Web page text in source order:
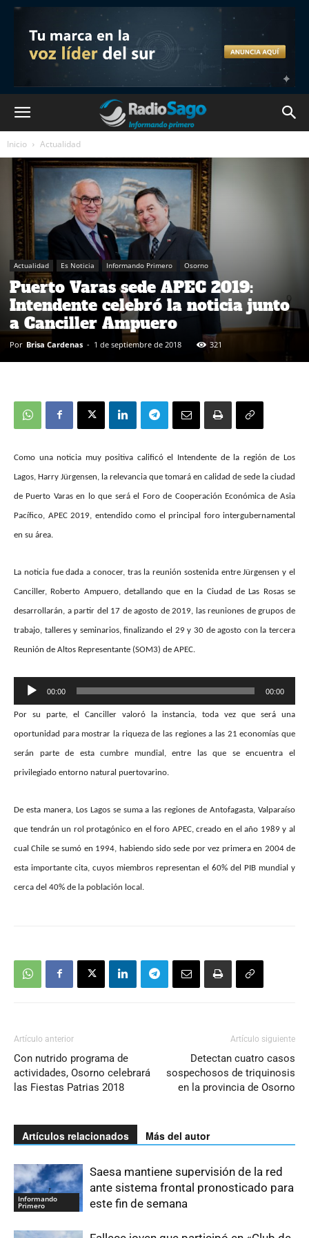
Inicio Actualidad
Actualidad Es Noticia Informando Primero Osorno
Puerto Varas sede APEC 2019:
Intendente celebró la noticia junto
a Canciller Ampuero
Por Brisa Cardenas - 1 de septiembre de 2018 321
Como una noticia muy positiva calificó el Intendente de la región de Los
Lagos, Harry Jürgensen, la relevancia que tomará en calidad de sede la ciudad
de Puerto Varas en lo que será el Foro de Cooperación Económica de Asia
Pacífico, APEC 2019, entendido como el principal foro intergubernamental
en su área.
La noticia fue dada a conocer, tras la reunión sostenida entre Jürgensen y el
Canciller, Roberto Ampuero, detallando que en la Ciudad de Las Rosas se
desarrollarán, a partir del 17 de agosto de 2019, las reuniones de grupos de
trabajo, talleres y seminarios, finalizando el 29 y 30 de agosto con la tercera
Reunión de Altos Representante (SOM3) de APEC.
Reproductor
de
audio
00:00 00:00
Por su parte, el Canciller valoró la instancia, toda vez que será una
oportunidad para mostrar la riqueza de las regiones a las 21 economías que
serán parte de esta cumbre mundial, entre las que se encuentra el
privilegiado entorno natural puertovarino.
De esta manera, Los Lagos se suma a las regiones de Antofagasta, Valparaíso
que tendrán un rol protagónico en el foro APEC, creado en el año 1989 y al
cual Chile se sumó en 1994, habiendo sido sede por vez primera en 2004 de
esta importante cita, cuyos miembros representan el 60% del PIB mundial y
cerca del 40% de la población local.
Artículo anterior
Con nutrido programa de
actividades, Osorno celebrará
las Fiestas Patrias 2018
Artículo siguiente
Detectan cuatro casos
sospechosos de triquinosis
en la provincia de Osorno
Artículos relacionados Más del autor
Informando
Primero
Saesa mantiene supervisión de la red
ante sistema frontal pronosticado para
este fin de semana